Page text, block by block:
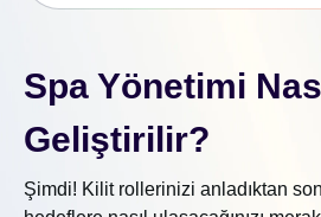
Spa Yönetimi
Geliştirilir?
Şimdi! Kilit rollerinizi anladıktan